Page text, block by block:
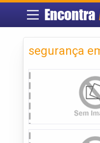
Encontra
segurança